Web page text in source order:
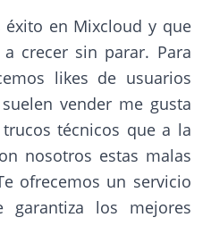
éxito en Mixcloud y que
crecer sin parar. Para
likes de usuarios
vender me gusta
técnicos que a la
nosotros estas malas
ofrecemos un servicio
los mejores